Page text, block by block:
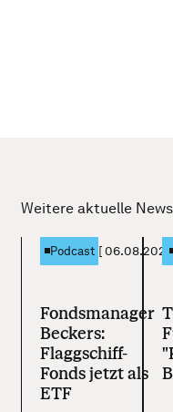
Weitere aktuelle News
Podcast [06.08.2026
Fondsmanager
Beckers:
Flaggschiff-
Fonds jetzt als
ETF